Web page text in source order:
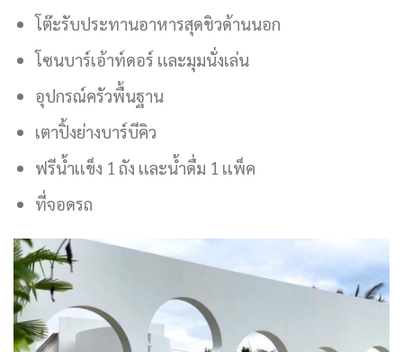
โต๊ะรับประทานอาหารสุดชิวด้านนอก
โซนบาร์เอ้าท์ดอร์ เเละมุมนั่งเล่น
อุปกรณ์ครัวพื้นฐาน
เตาปิ้งย่างบาร์บีคิว
ฟรีน้ำเเข็ง 1 ถัง เเละน้ำดื่ม 1 เเพ็ค
ที่จอดรถ